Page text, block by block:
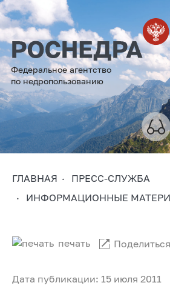
Федеральное агентство
по недропользованию
ГЛАВНАЯ
ПРЕСС-СЛУЖБА
ИНФОРМАЦИОННЫЕ
Дата публикации: 15 июля 2011
печать Поделиться